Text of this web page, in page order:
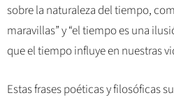
sobre la naturaleza del tiempo,
maravillas” y “el tiempo es una
que el tiempo influye en nuestras
Estas frases poéticas y filosóficas